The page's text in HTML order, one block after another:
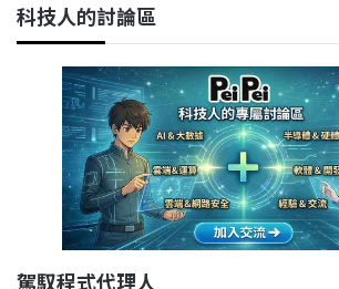
科技人的討論區
駕馭程式代理人